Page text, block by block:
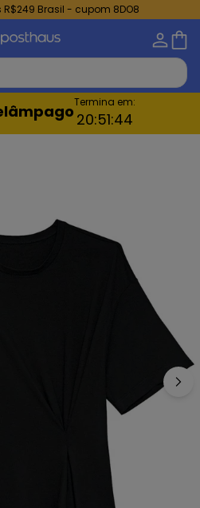
R$249 Brasil - cupom 8DO8
Termina em:
20:51:42